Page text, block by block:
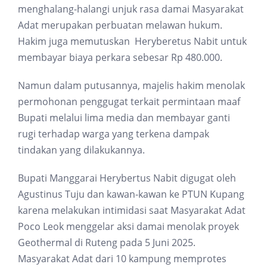
menghalang-halangi unjuk rasa damai Masyarakat
Adat merupakan perbuatan melawan hukum.
Hakim juga memutuskan Heryberetus Nabit untuk
membayar biaya perkara sebesar Rp 480.000.
Namun dalam putusannya, majelis hakim menolak
permohonan penggugat terkait permintaan maaf
Bupati melalui lima media dan membayar ganti
rugi terhadap warga yang terkena dampak
tindakan yang dilakukannya.
Bupati Manggarai Herybertus Nabit digugat oleh
Agustinus Tuju dan kawan-kawan ke PTUN Kupang
karena melakukan intimidasi saat Masyarakat Adat
Poco Leok menggelar aksi damai menolak proyek
Geothermal di Ruteng pada 5 Juni 2025.
Masyarakat Adat dari 10 kampung memprotes